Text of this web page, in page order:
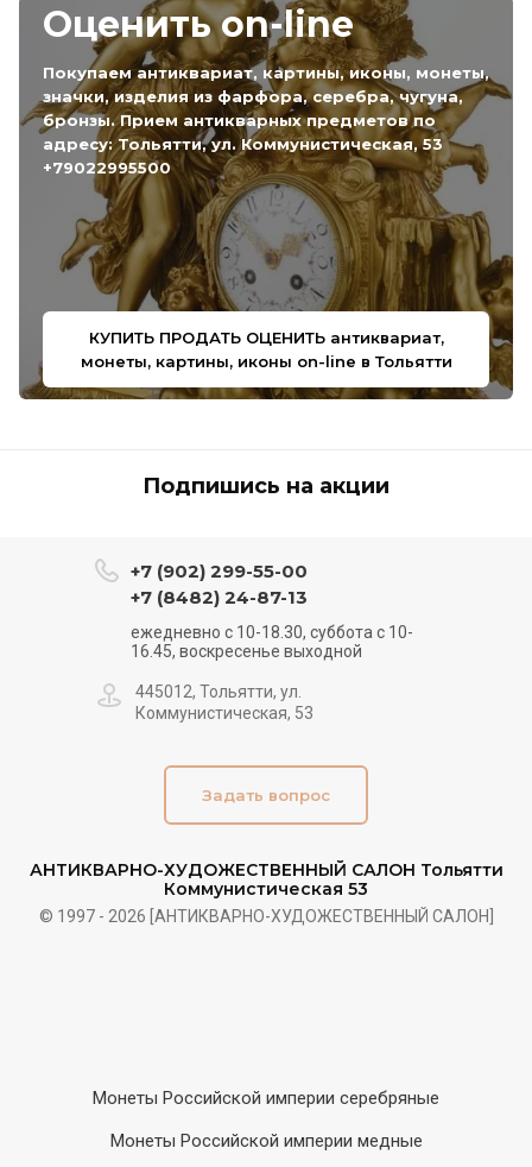
Оценить on-line
Покупаем антиквариат, картины, иконы, монеты,
значки, изделия из фарфора, серебра, чугуна,
бронзы. Прием антикварных предметов по
адресу: Тольятти, ул. Коммунистическая, 53
+79022995500
КУПИТЬ ПРОДАТЬ ОЦЕНИТЬ антиквариат,
монеты, картины, иконы on-line в Тольятти
Подпишись на акции
АНТИКВАРНО-ХУДОЖЕСТВЕННЫЙ САЛОН Тольятти
Коммунистическая 53
© 1997 - 2026 [АНТИКВАРНО-ХУДОЖЕСТВЕННЫЙ САЛОН]
+7 (902) 299-55-00
+7 (8482) 24-87-13
ежедневно с 10-18.30, суббота с 10-
16.45, воскресенье выходной
445012, Тольятти, ул.
Коммунистическая, 53
Задать вопрос
Монеты Российской империи серебряные
Монеты Российской империи медные